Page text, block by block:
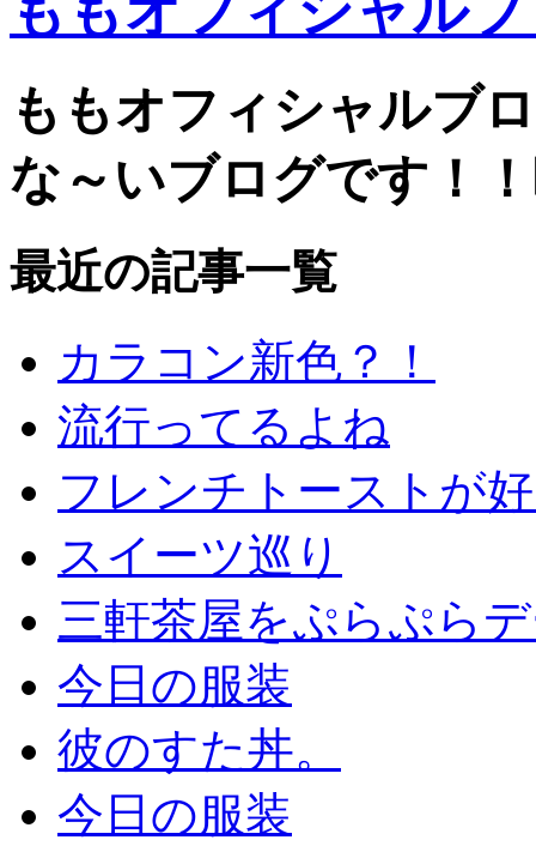
ももオフィシャルブ
な～いブログです！
最近の記事一覧
カラコン新色？！
流行ってるよね
フレンチトーストが
スイーツ巡り
三軒茶屋をぷらぷら
今日の服装
彼のすた丼。
今日の服装